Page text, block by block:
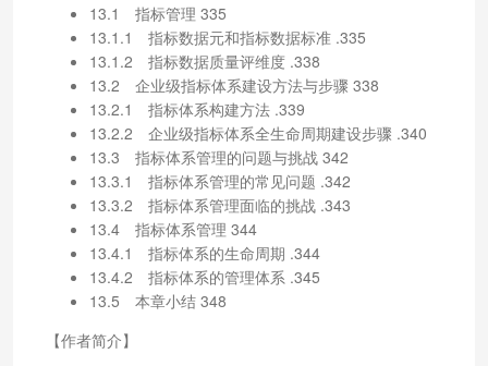
13.1 指标管理 335
13.1.1 指标数据元和指标数据标准 .335
13.1.2 指标数据质量评维度 .338
13.2 企业级指标体系建设方法与步骤 338
13.2.1 指标体系构建方法 .339
13.2.2 企业级指标体系全生命周期建设步骤 .340
13.3 指标体系管理的问题与挑战 342
13.3.1 指标体系管理的常见问题 .342
13.3.2 指标体系管理面临的挑战 .343
13.4 指标体系管理 344
13.4.1 指标体系的生命周期 .344
13.4.2 指标体系的管理体系 .345
13.5 本章小结 348
【作者简介】